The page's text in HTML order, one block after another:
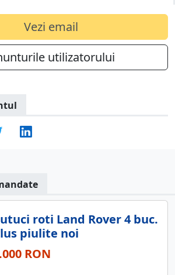
Vezi email
utilizatorului
roti Land Rover 4 buc.
piulite noi
RON